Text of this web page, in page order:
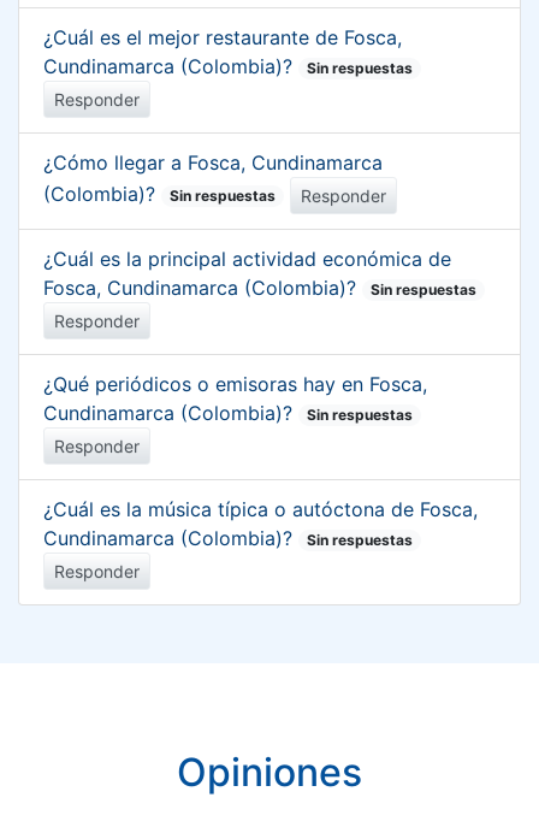
¿Cuál es el mejor restaurante de Fosca,
Cundinamarca (Colombia)?
Sin respuestas
Responder
¿Cómo llegar a Fosca, Cundinamarca
(Colombia)?
Sin respuestas Responder
¿Cuál es la principal actividad económica de
Fosca, Cundinamarca (Colombia)?
Sin respuestas
Responder
¿Qué periódicos o emisoras hay en Fosca,
Cundinamarca (Colombia)?
Sin respuestas
Responder
¿Cuál es la música típica o autóctona de Fosca,
Cundinamarca (Colombia)?
Sin respuestas
Responder
Opiniones